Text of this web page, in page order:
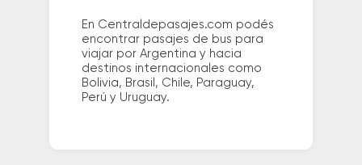
En Centraldepasajes.com podés
encontrar pasajes de bus para
viajar por Argentina y hacia
destinos internacionales como
Bolivia, Brasil, Chile, Paraguay,
Perú y Uruguay.